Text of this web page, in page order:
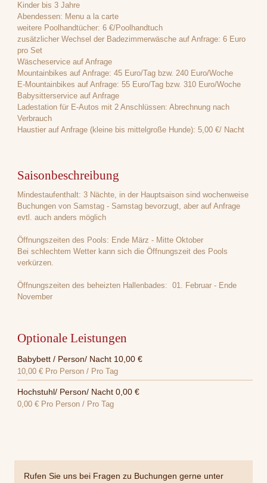
Kinder bis 3 Jahre
Abendessen: Menu a la carte
weitere Poolhandtücher: 6 €/Poolhandtuch
zusätzlicher Wechsel der Badezimmerwäsche auf Anfrage: 6 Euro
pro Set
Wäscheservice auf Anfrage
Mountainbikes auf Anfrage: 45 Euro/Tag bzw. 240 Euro/Woche
E-Mountainbikes auf Anfrage: 55 Euro/Tag bzw. 310 Euro/Woche
Babysitterservice auf Anfrage
Ladestation für E-Autos mit 2 Anschlüssen: Abrechnung nach
Verbrauch
Haustier auf Anfrage (kleine bis mittelgroße Hunde): 5,00 €/ Nacht
Saisonbeschreibung
Mindestaufenthalt: 3 Nächte, in der Hauptsaison sind wochenweise
Buchungen von Samstag - Samstag bevorzugt, aber auf Anfrage
evtl. auch anders möglich
Öffnungszeiten des Pools: Ende März - Mitte Oktober
Bei schlechtem Wetter kann sich die Öffnungszeit des Pools
verkürzen.
Öffnungszeiten des beheizten Hallenbades: 01. Februar - Ende
November
Optionale Leistungen
Babybett / Person/ Nacht 10,00 €
10,00 € Pro Person / Pro Tag
Hochstuhl/ Person/ Nacht 0,00 €
0,00 € Pro Person / Pro Tag
Rufen Sie uns bei Fragen zu Buchungen gerne unter